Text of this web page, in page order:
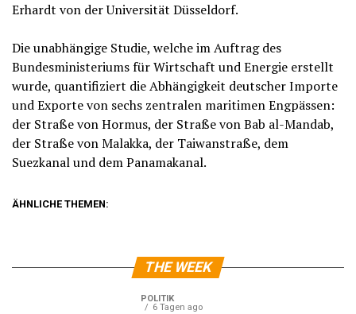
Erhardt von der Universität Düsseldorf.
Die unabhängige Studie, welche im Auftrag des
Bundesministeriums für Wirtschaft und Energie erstellt
wurde, quantifiziert die Abhängigkeit deutscher Importe
und Exporte von sechs zentralen maritimen Engpässen:
der Straße von Hormus, der Straße von Bab al-Mandab,
der Straße von Malakka, der Taiwanstraße, dem
Suezkanal und dem Panamakanal.
ÄHNLICHE THEMEN:
THE WEEK
POLITIK
6 Tagen ago